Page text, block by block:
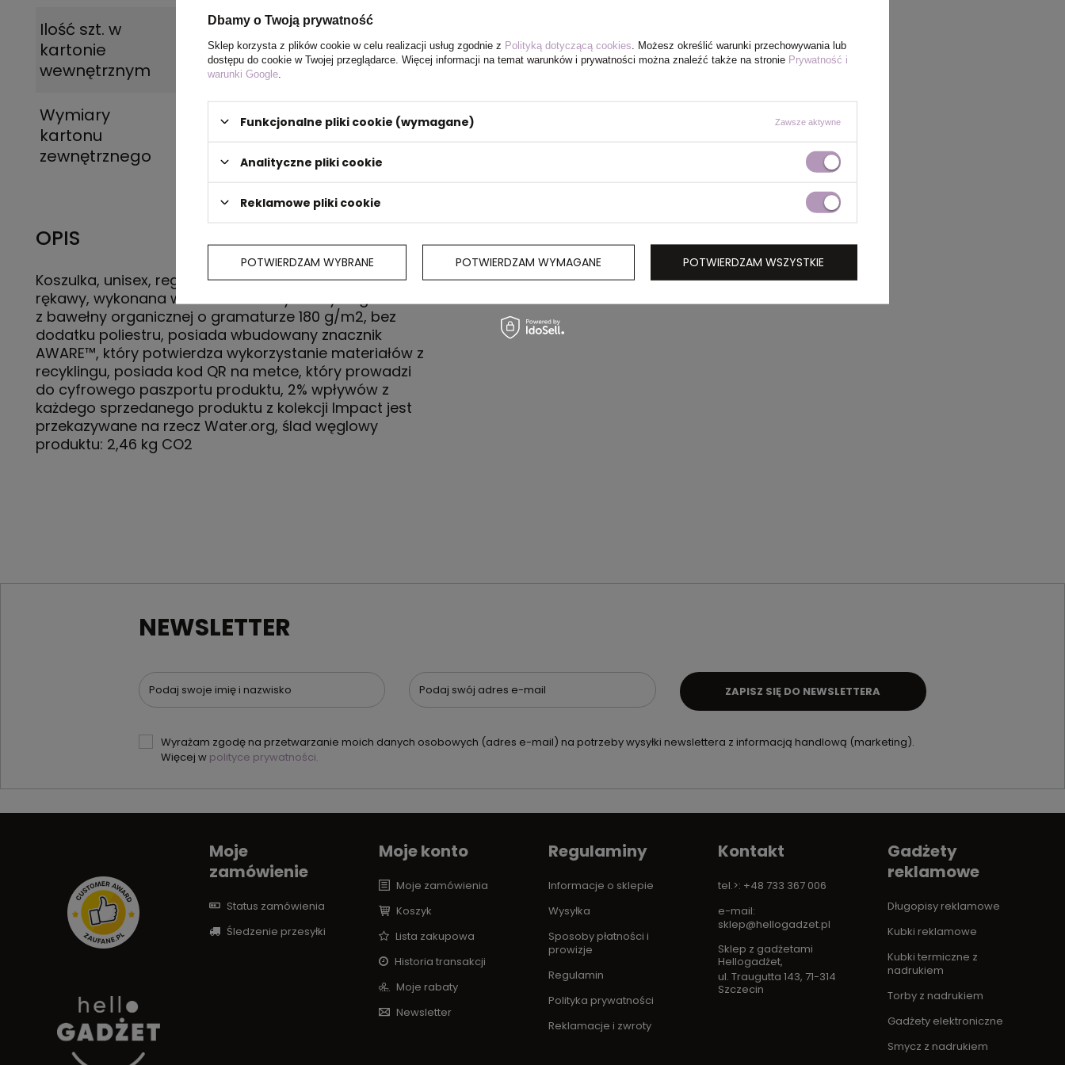
Ilość szt. w
kartonie
wewnętrznym
5
Wymiary
kartonu
zewnętrznego
60 x 40 x 25 cm
OPIS
Koszulka, unisex, regularny krój, okrągły dekolt, krótkie
rękawy, wykonana w 50% z bawełny z recyklingu i w 50%
z bawełny organicznej o gramaturze 180 g/m2, bez
dodatku poliestru, posiada wbudowany znacznik
AWARE™, który potwierdza wykorzystanie materiałów z
recyklingu, posiada kod QR na metce, który prowadzi
do cyfrowego paszportu produktu, 2% wpływów z
każdego sprzedanego produktu z kolekcji Impact jest
przekazywane na rzecz Water.org, ślad węglowy
produktu: 2,46 kg CO2
NEWSLETTER
Podaj swoje imię i nazwisko Podaj swój adres e-mail
Wyrażam zgodę na przetwarzanie moich danych osobowych (adres e-mail) na potrzeby wysyłki newslettera z informacją handlową (marketing).
Więcej w polityce prywatności.
ZAPISZ SIĘ DO NEWSLETTERA
Moje
zamówienie
Status zamówienia
Śledzenie przesyłki
Moje konto
Moje zamówienia
Koszyk
Lista zakupowa
Historia transakcji
Moje rabaty
Newsletter
Regulaminy
Informacje o sklepie
Wysyłka
Sposoby płatności i
prowizje
Regulamin
Polityka prywatności
Reklamacje i zwroty
Kontakt
tel.>: +48 733 367 006
e-mail:
sklep@hellogadzet.pl
Sklep z gadżetami
Hellogadżet,
ul. Traugutta 143, 71-314
Szczecin
Gadżety
reklamowe
Długopisy reklamowe
Kubki reklamowe
Kubki termiczne z
nadrukiem
Torby z nadrukiem
Gadżety elektroniczne
Smycz z nadrukiem
Dbamy o Twoją prywatność
Sklep korzysta z plików cookie w celu realizacji usług zgodnie z Polityką dotyczącą cookies . Możesz określić warunki przechowywania lub
dostępu do cookie w Twojej przeglądarce. Więcej informacji na temat warunków i prywatności można znaleźć także na stronie Prywatność i
warunki Google
Funkcjonalne pliki cookie (wymagane) Zawsze aktywne
Analityczne pliki cookie
Reklamowe pliki cookie
POTWIERDZAM WYBRANE POTWIERDZAM WYMAGANE POTWIERDZAM WSZYSTKIE